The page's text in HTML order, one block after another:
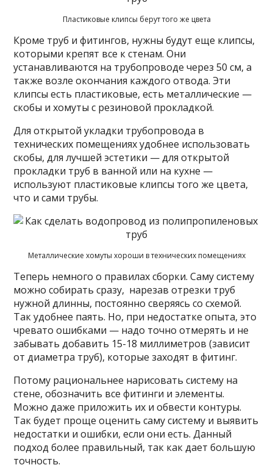
Пластиковые клипсы берут того же цвета
Кроме труб и фитингов, нужны будут еще клипсы,
которыми крепят все к стенам. Они
устанавливаются на трубопроводе через 50 см, а
также возле окончания каждого отвода. Эти
клипсы есть пластиковые, есть металлические —
скобы и хомуты с резиновой прокладкой.
Для открытой укладки трубопровода в
технических помещениях удобнее использовать
скобы, для лучшей эстетики — для открытой
прокладки труб в ванной или на кухне —
используют пластиковые клипсы того же цвета,
что и сами трубы.
Металлические хомуты хороши в технических помещениях
Теперь немного о правилах сборки. Саму систему
можно собирать сразу, нарезав отрезки труб
нужной длинны, постоянно сверяясь со схемой.
Так удобнее паять. Но, при недостатке опыта, это
чревато ошибками — надо точно отмерять и не
забывать добавить 15-18 миллиметров (зависит
от диаметра труб), которые заходят в фитинг.
Потому рациональнее нарисовать систему на
стене, обозначить все фитинги и элементы.
Можно даже приложить их и обвести контуры.
Так будет проще оценить саму систему и выявить
недостатки и ошибки, если они есть. Данный
подход более правильный, так как дает большую
точность.